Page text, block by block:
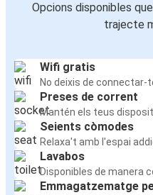
Opcions disponibles
trajecte
Wifi gratis
No deixis de connectar-
Preses de corrent
Mantén els teus
Seients còmodes
Relaxa't amb l'espai
Lavabos
Disponibles de manera
Emmagatzematge